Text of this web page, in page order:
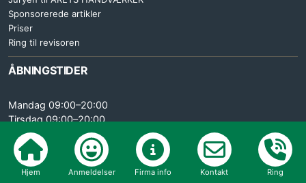
Hjem Anmeldelser Firma info Kontakt Ring
Sponsorerede artikler
Priser
Ring til revisoren
ÅBNINGSTIDER
Mandag 09:00–20:00
Tirsdag 09:00–20:00
Onsdag 09:00–20:00
Torsdag 09:00–20:00
Fredag 09:00–15:30
Lørdag LUKKET